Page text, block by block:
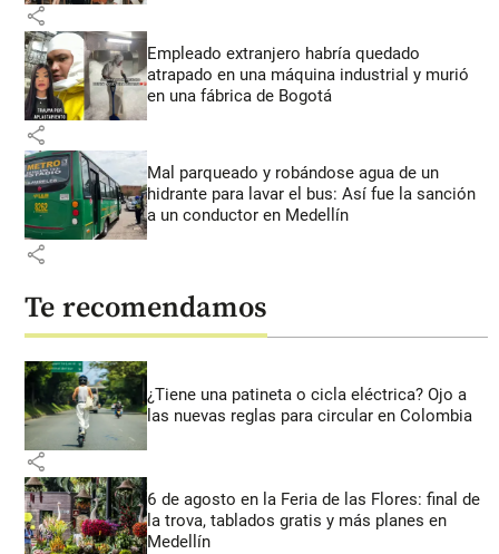
share
Empleado extranjero habría quedado
atrapado en una máquina industrial y murió
en una fábrica de Bogotá
share
Mal parqueado y robándose agua de un
hidrante para lavar el bus: Así fue la sanción
a un conductor en Medellín
share
Te recomendamos
¿Tiene una patineta o cicla eléctrica? Ojo a
las nuevas reglas para circular en Colombia
share
6 de agosto en la Feria de las Flores: final de
la trova, tablados gratis y más planes en
Medellín